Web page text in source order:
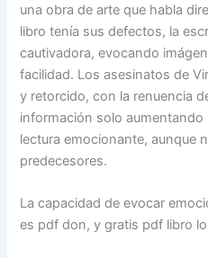
una obra de arte que habla
libro tenía sus defectos, la
cautivadora, evocando
facilidad. Los asesinatos de
y retorcido, con la renuencia
información solo aumentando
lectura emocionante, aunque
predecesores.
La capacidad de evocar
es pdf don, y gratis pdf libro